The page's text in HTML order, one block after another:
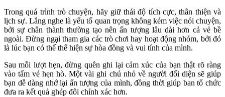
Trong quá trình trò chuyện, hãy giữ thái độ tích cực, thân thiện và
lịch sự. Lắng nghe là yếu tố quan trọng không kém việc nói chuyện,
bởi sự chân thành thường tạo nên ấn tượng lâu dài hơn cả vẻ bề
ngoài. Đừng ngại tham gia các trò chơi hay hoạt động nhóm, bởi đó
là lúc bạn có thể thể hiện sự hòa đồng và vui tính của mình.
Sau mỗi lượt hẹn, đừng quên ghi lại cảm xúc của bạn thật rõ ràng
vào tấm vé hẹn hò. Một vài ghi chú nhỏ về người đối diện sẽ giúp
bạn dễ dàng nhớ lại ấn tượng của mình, đồng thời giúp ban tổ chức
đưa ra kết quả ghép đôi chính xác hơn.